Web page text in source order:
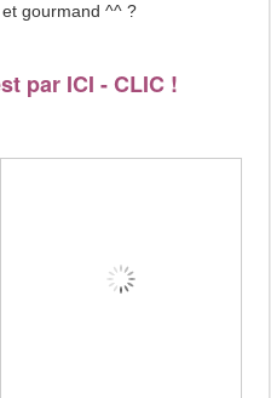
gourmand ^^ ?
par ICI - CLIC !